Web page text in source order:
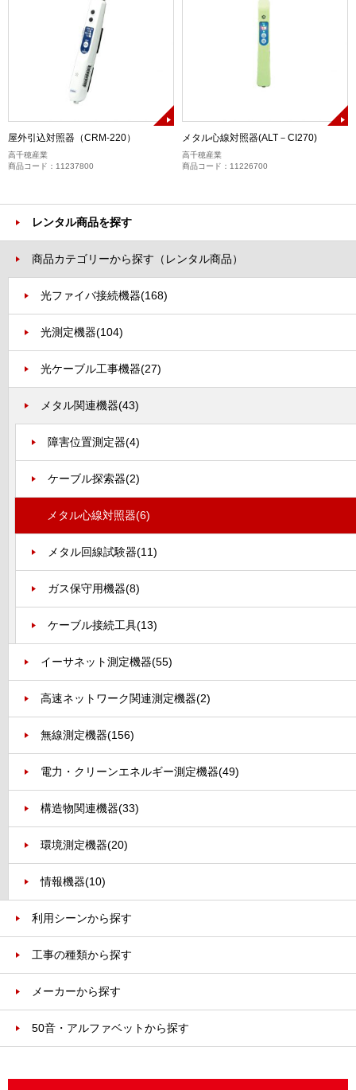
屋外引込対照器（CRM-220）
高千穂産業
商品コード：11237800
メタル心線対照器(ALT－CI270)
高千穂産業
商品コード：11226700
レンタル商品を探す
商品カテゴリーから探す（レンタル商品）
光ファイバ接続機器(168)
光測定機器(104)
光ケーブル工事機器(27)
メタル関連機器(43)
障害位置測定器(4)
ケーブル探索器(2)
メタル心線対照器(6)
メタル回線試験器(11)
ガス保守用機器(8)
ケーブル接続工具(13)
イーサネット測定機器(55)
高速ネットワーク関連測定機器(2)
無線測定機器(156)
電力・クリーンエネルギー測定機器(49)
構造物関連機器(33)
環境測定機器(20)
情報機器(10)
利用シーンから探す
工事の種類から探す
メーカーから探す
50音・アルファベットから探す